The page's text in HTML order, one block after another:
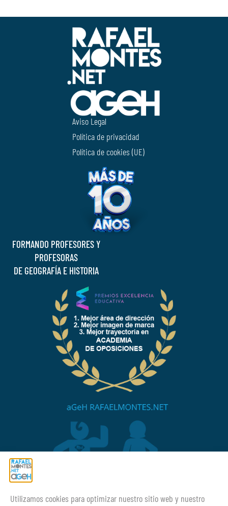
Utilizamos cookies para optimizar nuestro sitio web y nuestro
Aviso Legal
Política de privacidad
Política de cookies (UE)
FORMANDO PROFESORES Y
PROFESORAS
DE GEOGRAFÍA E HISTORIA